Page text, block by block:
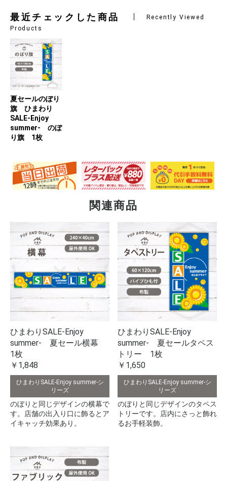
最近チェックした商品
Recently Viewed
Products
夏セールのぼり
旗 ひまわり
SALE-Enjoy
summer- のぼ
り旗 1枚
関連商品
ひまわりSALE-Enjoy
summer- 夏セール横幕
1枚
￥1,848
ひまわりSALE-Enjoy summer-シ
リーズ
のぼりと同じデザインの横幕で
す。店舗の出入り口に飾るとア
イキャッチ効果あり。
ひまわりSALE-Enjoy
summer- 夏セールタペス
トリー 1枚
￥1,650
ひまわりSALE-Enjoy summer-シ
リーズ
のぼりと同じデザインのタペス
トリーです。店内にさっと飾れ
るお手軽装飾。